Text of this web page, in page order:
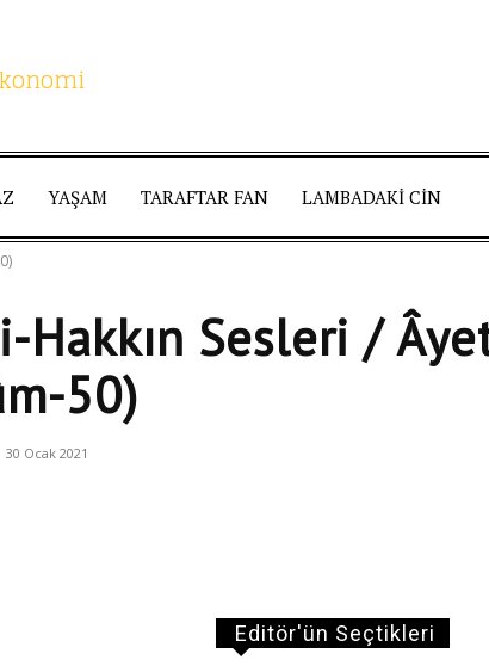
YAŞAM TARAFTAR FAN LAMBADAKI CIN
Sesleri /
50)
30 Ocak 2021
Editör'ün Seçtikleri